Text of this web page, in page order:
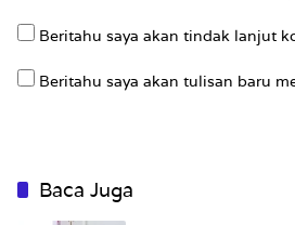
Beritahu saya akan tindak lanjut
Beritahu saya akan tulisan baru
Baca Juga